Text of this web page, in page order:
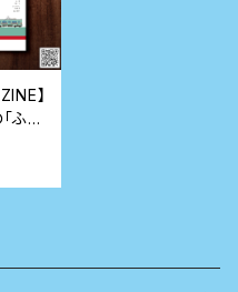
】
」。
SH